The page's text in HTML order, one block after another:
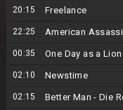
20:15 Freelance
22:25 American
00:35 One Day as a Lion
02:10 Newstime
02:15 Better Man - Die